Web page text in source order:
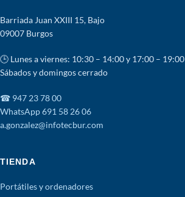
Barriada Juan XXIII 15, Bajo
09007 Burgos
🕒 Lunes a viernes: 10:30 – 14:00 y 17:00 – 19:00
Sábados y domingos cerrado
☎ 947 23 78 00
WhatsApp 691 58 26 06
a.gonzalez@infotecbur.com
TIENDA
Portátiles y ordenadores